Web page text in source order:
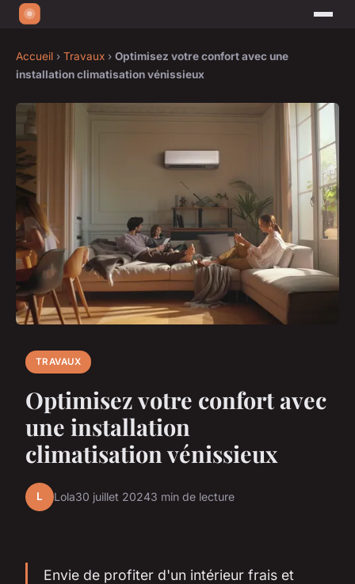
Accueil › Travaux › Optimisez votre confort avec une
installation climatisation vénissieux
TRAVAUX
Optimisez votre confort avec
une installation
climatisation vénissieux
L Lola30 juillet 20243 min de lecture
Envie de profiter d'un intérieur frais et